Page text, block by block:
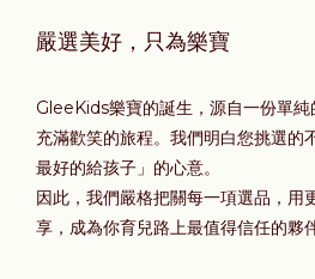
嚴選美好，只為樂寶
GleeKids樂寶的誕生，源自一份單
充滿歡笑的旅程。我們明白您挑選的
最好的給孩子」的心意。
因此，我們嚴格把關每一項選品，用
享，成為你育兒路上最值得信任的夥伴